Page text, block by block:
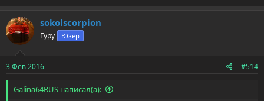
sokolscorpion
Гуру Юзер
3 Фев 2016 #514
Galina64RUS написал(а):